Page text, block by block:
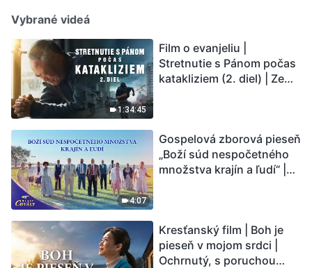
Vybrané videá
1:34:45
Film o evanjeliu |
Stretnutie s Pánom počas
katakliziem (2. diel) | Zem
Ľudstvu sa začína
odpočítavať čas. Našli ste
spôsob, ako prežiť?
4:07
Gospelová zborová pieseň
„Boží súd nespočetného
množstva krajín a ľudí“ |
Kresťanský film | Boh je
pieseň v mojom srdci |
Ochrnutý, s poruchou